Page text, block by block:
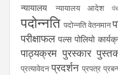
न्यायालय न्यायालय आदेश
पदोन्नति पदोन्नति वेतनमान
परीक्षाफल पल्स पोलियो
पाठ्यक्रम पुरस्कार
प्रत्यावेदन प्रदर्शन प्रपत्र